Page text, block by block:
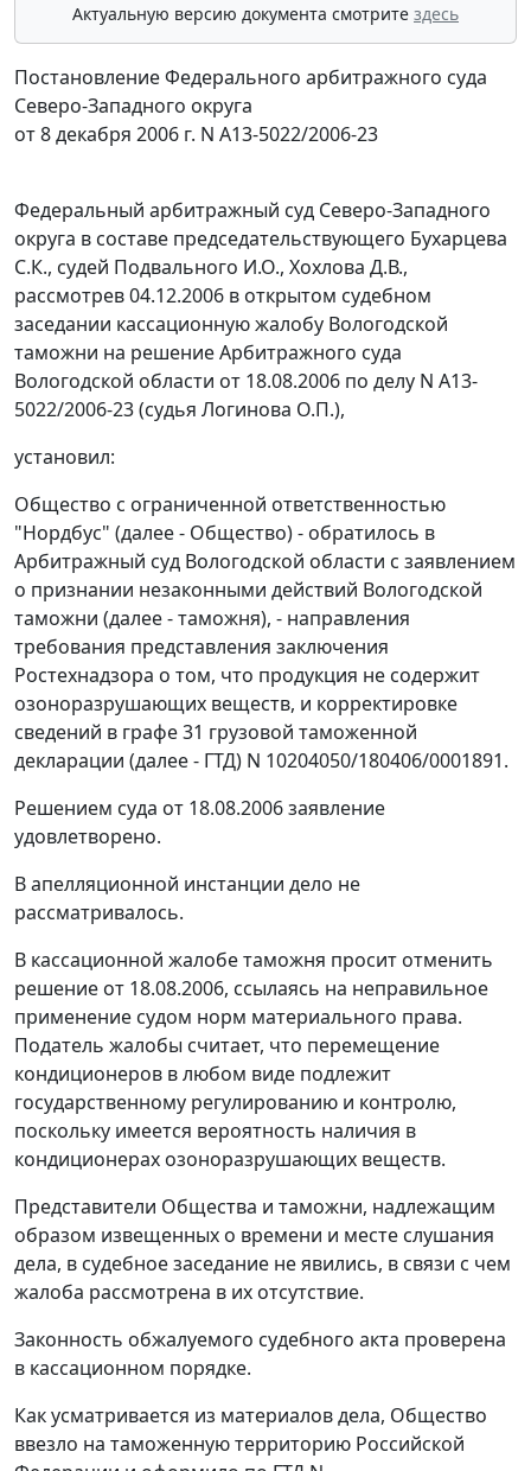
Актуальную версию документа смотрите здесь
Постановление Федерального арбитражного суда
Северо-Западного округа
от 8 декабря 2006 г. N А13-5022/2006-23
Федеральный арбитражный суд Северо-Западного
округа в составе председательствующего Бухарцева
С.К., судей Подвального И.О., Хохлова Д.В.,
рассмотрев 04.12.2006 в открытом судебном
заседании кассационную жалобу Вологодской
таможни на решение Арбитражного суда
Вологодской области от 18.08.2006 по делу N А13-
5022/2006-23 (судья Логинова О.П.),
установил:
Общество с ограниченной ответственностью
"Нордбус" (далее - Общество) - обратилось в
Арбитражный суд Вологодской области с заявлением
о признании незаконными действий Вологодской
таможни (далее - таможня), - направления
требования представления заключения
Ростехнадзора о том, что продукция не содержит
озоноразрушающих веществ, и корректировке
сведений в графе 31 грузовой таможенной
декларации (далее - ГТД) N 10204050/180406/0001891.
Решением суда от 18.08.2006 заявление
удовлетворено.
В апелляционной инстанции дело не
рассматривалось.
В кассационной жалобе таможня просит отменить
решение от 18.08.2006, ссылаясь на неправильное
применение судом норм материального права.
Податель жалобы считает, что перемещение
кондиционеров в любом виде подлежит
государственному регулированию и контролю,
поскольку имеется вероятность наличия в
кондиционерах озоноразрушающих веществ.
Представители Общества и таможни, надлежащим
образом извещенных о времени и месте слушания
дела, в судебное заседание не явились, в связи с чем
жалоба рассмотрена в их отсутствие.
Законность обжалуемого судебного акта проверена
в кассационном порядке.
Как усматривается из материалов дела, Общество
ввезло на таможенную территорию Российской